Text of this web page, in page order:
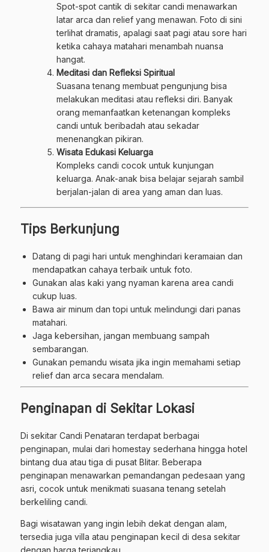
Spot-spot cantik di sekitar candi menawarkan
latar arca dan relief yang menawan. Foto di sini
terlihat dramatis, apalagi saat pagi atau sore hari
ketika cahaya matahari menambah nuansa
hangat.
Meditasi dan Refleksi Spiritual
Suasana tenang membuat pengunjung bisa
melakukan meditasi atau refleksi diri. Banyak
orang memanfaatkan ketenangan kompleks
candi untuk beribadah atau sekadar
menenangkan pikiran.
Wisata Edukasi Keluarga
Kompleks candi cocok untuk kunjungan
keluarga. Anak-anak bisa belajar sejarah sambil
berjalan-jalan di area yang aman dan luas.
Tips Berkunjung
Datang di pagi hari untuk menghindari keramaian dan
mendapatkan cahaya terbaik untuk foto.
Gunakan alas kaki yang nyaman karena area candi
cukup luas.
Bawa air minum dan topi untuk melindungi dari panas
matahari.
Jaga kebersihan, jangan membuang sampah
sembarangan.
Gunakan pemandu wisata jika ingin memahami setiap
relief dan arca secara mendalam.
Penginapan di Sekitar Lokasi
Di sekitar Candi Penataran terdapat berbagai
penginapan, mulai dari homestay sederhana hingga hotel
bintang dua atau tiga di pusat Blitar. Beberapa
penginapan menawarkan pemandangan pedesaan yang
asri, cocok untuk menikmati suasana tenang setelah
berkeliling candi.
Bagi wisatawan yang ingin lebih dekat dengan alam,
tersedia juga villa atau penginapan kecil di desa sekitar
dengan harga terjangkau.